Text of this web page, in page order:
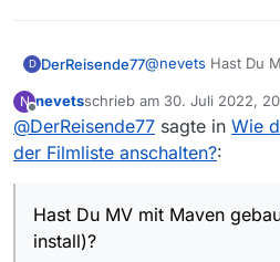
at
Caused by:
provided, and an
at
anager.java:573)
at
D DerReisende77@nevets Hast Du
Abhängigkeiten zu
-
nicht benutzen
vom Programm eh
N
Offline
nevetsschrieb am 30. Juli 2022,
zuletzt editiert von
@DerReisende77 sagte in Wie
der Filmliste anschalten?:
Hast Du MV mit Maven
install)?